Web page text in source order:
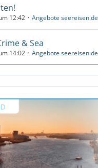
12:42 Angebote seereisen.de
& Sea
14:02 Angebote seereisen.de